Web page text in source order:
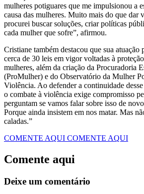
mulheres potiguares que me impulsionou a
causa das mulheres. Muito mais do que dar
procurei buscar soluções, criar políticas
cada mulher que sofre”, afirmou.
Cristiane também destacou que sua atuação
cerca de 30 leis em vigor voltadas à
mulheres, além da criação da Procuradoria
(ProMulher) e do Observatório da Mulher
Violência. Ao defender a continuidade
o combate à violência exige compromisso
perguntam se vamos falar sobre isso de
Porque ainda insistem em nos matar. Mas
caladas.”
COMENTE AQUI COMENTE AQUI
Comente aqui
Deixe um comentário